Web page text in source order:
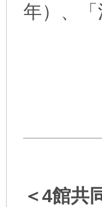
年）、
＜4館共